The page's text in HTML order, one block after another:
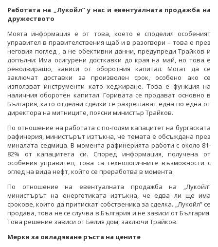
Работата на „Лукойл” у нас и евентуалната продажба на
дружеството
Моята информация е от това, което е споделил особеният
управител в правителствения щаб и в разогвори – това е през
неговия поглед , а не обективни данни, предупреди Трайков и
допълни: Има осигурени досткавки до края на май, но това е
револвиращо, зависи от оборотния капитал. Могат да се
заключат доставки за произволен срок, особено ако се
използват инструменти като хеджиране. Това е функция на
наличния оборотен капитал. Горивата се продават основно в
България, като отделни сделки се разрешават една по една от
директора на митниците, поясни министър Трайков.
По отношение на работата с по-голям капацитет на бургаската
рафинерия, министърът изтъкна, че темата е обсъждана през
миналата седмица. В момента рафинерията работи с около 81-
82% от капацитета си. Според информация, получена от
особения управител, това са технологичните възможности с
оглед на вида нефт, който се преработва в момента.
По отношение на евентуалната продажба на „Лукойл”
министърът на енергетиката изтъкна, че едва ли ще има
срокове, които да притискат собственика за сделка. „Лукойл” се
продава, това не се случва в България и не зависи от България.
Това решение зависи от Белия дом, заключи Трайков.
Мерки за овладяване ръста на цените